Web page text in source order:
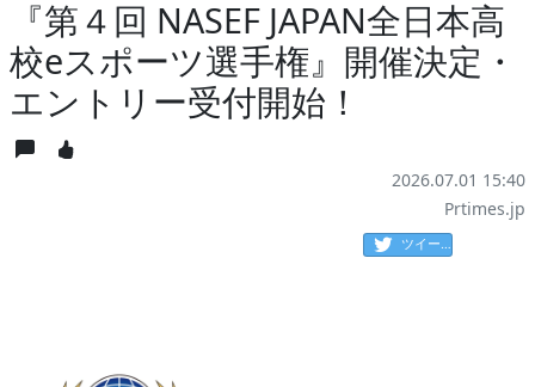
『第４回 NASEF JAPAN全日本高
校eスポーツ選手権』開催決定・
エントリー受付開始！
2026.07.01 15:40
Prtimes.jp
ツイート